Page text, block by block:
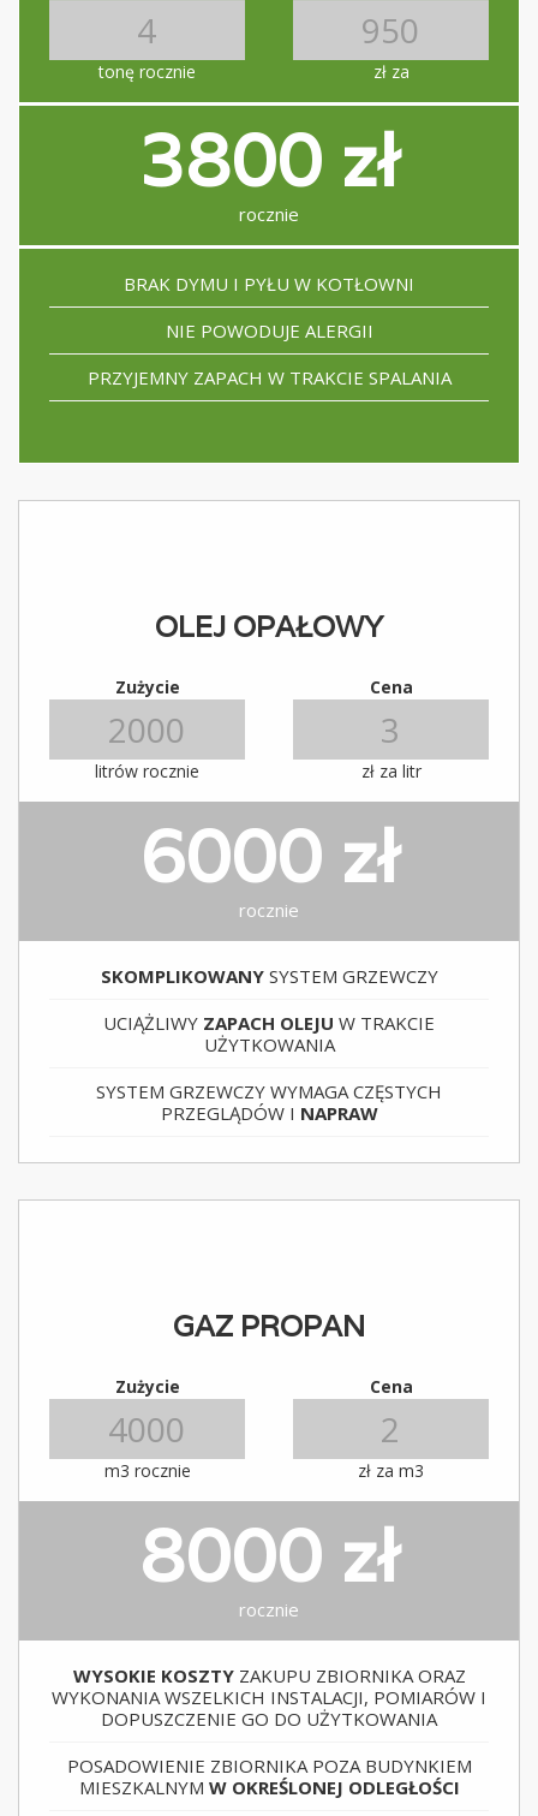
tonę rocznie zł za
3800 zł
rocznie
BRAK DYMU I PYŁU W KOTŁOWNI
NIE POWODUJE ALERGII
PRZYJEMNY ZAPACH W TRAKCIE SPALANIA
OLEJ OPAŁOWY
Zużycie Cena
litrów rocznie zł za litr
6000 zł
rocznie
SKOMPLIKOWANYSYSTEM GRZEWCZY
UCIĄŻLIWY ZAPACH OLEJU W TRAKCIE
UŻYTKOWANIA
SYSTEM GRZEWCZY WYMAGA CZĘSTYCH
PRZEGLĄDÓW I NAPRAW
GAZ PROPAN
Zużycie Cena
m3 rocznie zł za m3
8000 zł
rocznie
WYSOKIE KOSZTYZAKUPU ZBIORNIKA ORAZ
WYKONANIA WSZELKICH INSTALACJI, POMIARÓW I
DOPUSZCZENIE GO DO UŻYTKOWANIA
POSADOWIENIE ZBIORNIKA POZA BUDYNKIEM
MIESZKALNYM W OKREŚLONEJ ODLEGŁOŚCI